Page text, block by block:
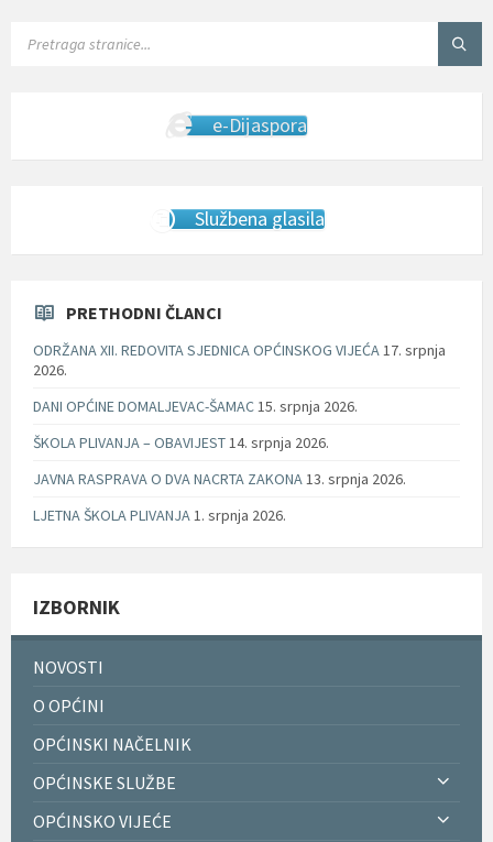
e-Dijaspora
Službena glasila
PRETHODNI ČLANCI
ODRŽANA XII. REDOVITA SJEDNICA OPĆINSKOG VIJEĆA17. srpnja
2026.
DANI OPĆINE DOMALJEVAC-ŠAMAC15. srpnja 2026.
ŠKOLA PLIVANJA – OBAVIJEST14. srpnja 2026.
JAVNA RASPRAVA O DVA NACRTA ZAKONA13. srpnja 2026.
LJETNA ŠKOLA PLIVANJA1. srpnja 2026.
IZBORNIK
NOVOSTI
O OPĆINI
OPĆINSKI NAČELNIK
OPĆINSKE SLUŽBE
OPĆINSKO VIJEĆE